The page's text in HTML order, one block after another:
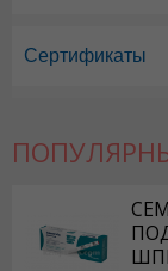
Сертификаты